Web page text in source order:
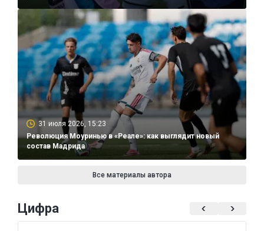
31 июля 2026, 15:23
Революция Моуринью в «Реале»: как выглядит новый
состав Мадрида
Все материалы автора
Цифра